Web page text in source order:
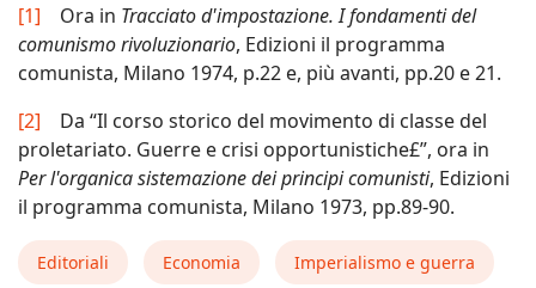
[1] Ora in Tracciato d'impostazione. I fondamenti del
comunismo rivoluzionario, Edizioni il programma
comunista, Milano 1974, p.22 e, più avanti, pp.20 e 21.
[2] Da “Il corso storico del movimento di classe del
proletariato. Guerre e crisi opportunistiche£”, ora in
Per l'organica sistemazione dei principi comunisti, Edizioni
il programma comunista, Milano 1973, pp.89-90.
Editoriali Economia Imperialismo e guerra